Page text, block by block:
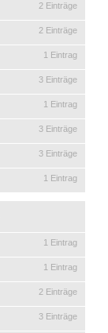
2 Einträge
2 Einträge
1 Eintrag
3 Einträge
1 Eintrag
3 Einträge
3 Einträge
1 Eintrag
1 Eintrag
1 Eintrag
2 Einträge
3 Einträge